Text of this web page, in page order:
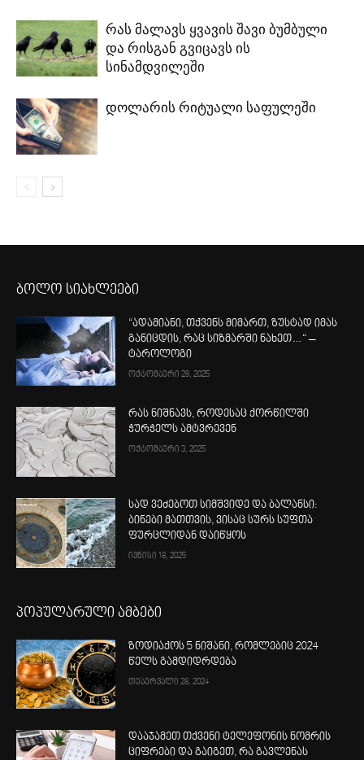
რას მალავს ყვავის შავი ბუმბული
და რისგან გვიცავს ის
სინამდვილეში
დოლარის რიტუალი საფულეში
ბოლო სიახლეები
“ადამიანი, თქვენს მიმართ, ზუსტად იმას
განიცდის, რაც სიზმარში ნახეთ…“ –
ტაროლოგი
ოქტომბერი 28, 2025
რას ნიშნავს, როდესაც ქორწილში
ჭურჭელს ამტვრევენ
ოქტომბერი 3, 2025
სად ვეძებოთ სიმშვიდე და ბალანსი:
ბინები მათთვის, ვისაც სურს სუფთა
ფურცლიდან დაიწყოს
ივნისი 18, 2025
პოპულარული ამბები
ზოდიაქოს 5 ნიშანი, რომლებიც 2024
წელს გამდიდრდება
თებერვალი 28, 2024
დააჯამეთ თქვენი ტელეფონის ნომრის
ციფრები და გაიგეთ, რა გავლენას